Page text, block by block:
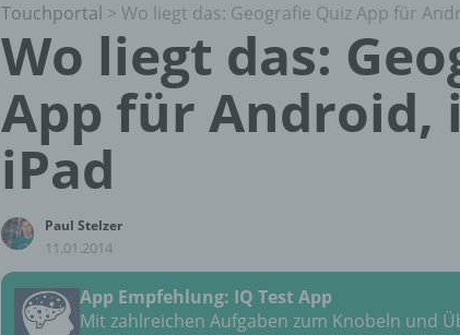
Touchportal > Wo liegt das: Geografie Quiz App für
Wo liegt das:
App für Android,
iPad
Paul Stelzer
11.01.2014
App Empfehlung: IQ Test App
Mit zahlreichen Aufgaben zum Knobeln und